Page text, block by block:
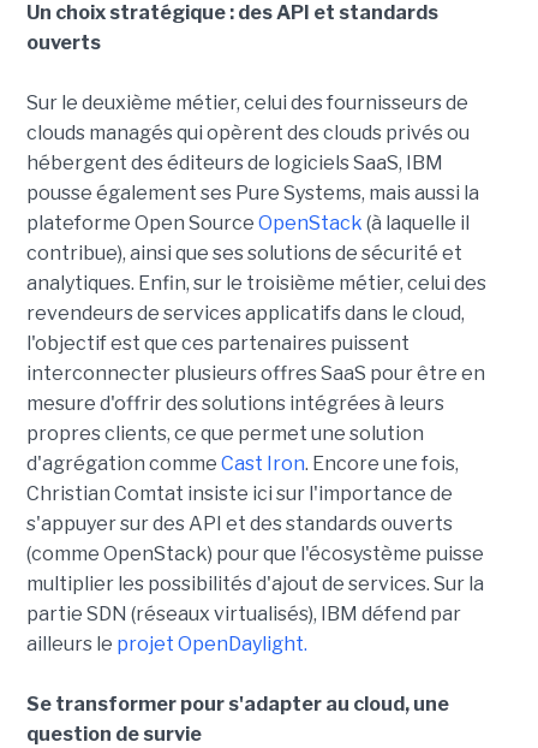
Un choix stratégique : des API et standards
ouverts
Sur le deuxième métier, celui des fournisseurs de
clouds managés qui opèrent des clouds privés ou
hébergent des éditeurs de logiciels SaaS, IBM
pousse également ses Pure Systems, mais aussi la
plateforme Open Source OpenStack (à laquelle il
contribue), ainsi que ses solutions de sécurité et
analytiques. Enfin, sur le troisième métier, celui des
revendeurs de services applicatifs dans le cloud,
l'objectif est que ces partenaires puissent
interconnecter plusieurs offres SaaS pour être en
mesure d'offrir des solutions intégrées à leurs
propres clients, ce que permet une solution
d'agrégation comme Cast Iron. Encore une fois,
Christian Comtat insiste ici sur l'importance de
s'appuyer sur des API et des standards ouverts
(comme OpenStack) pour que l'écosystème puisse
multiplier les possibilités d'ajout de services. Sur la
partie SDN (réseaux virtualisés), IBM défend par
ailleurs le projet OpenDaylight.
Se transformer pour s'adapter au cloud, une
question de survie